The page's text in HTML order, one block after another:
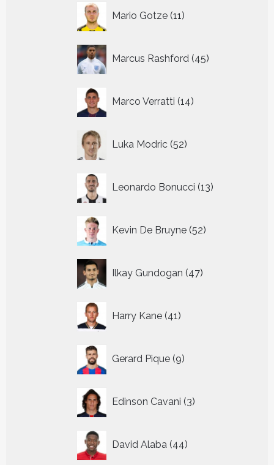
Mario Gotze 11
producten
Marcus Rashford 45
producten
Marco Verratti 14
producten
Luka Modric 52
producten
Leonardo Bonucci 13
producten
Kevin De Bruyne 52
producten
Ilkay Gundogan 47
producten
Harry Kane 41
producten
Gerard Pique 9
producten
Edinson Cavani 3
producten
David Alaba 44
producten